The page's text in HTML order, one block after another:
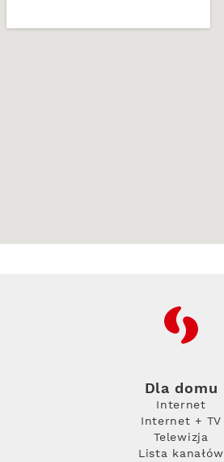
RFC
Dla domu
Internet
Internet + TV
Telewizja
Lista kanałów